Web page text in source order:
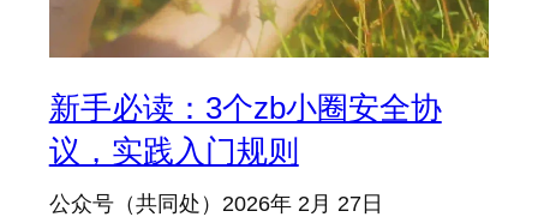
新手必读：3个zb小圈安全协
议，实践入门规则
公众号（共同处） 2026年 2月 27日